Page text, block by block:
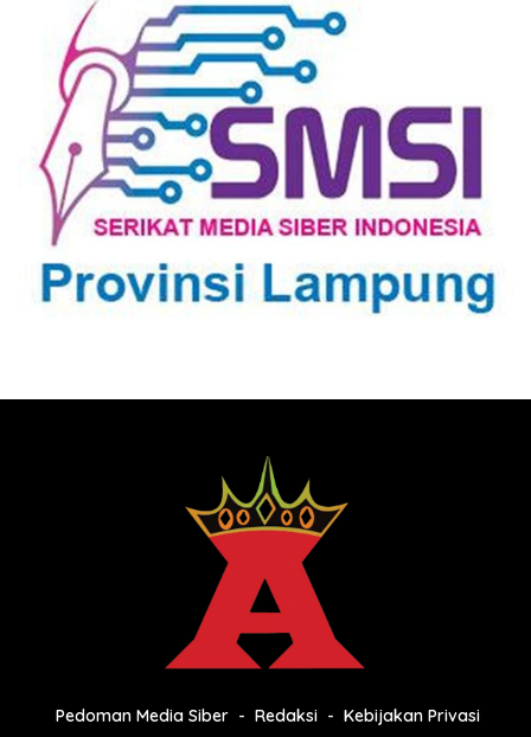
Pedoman Media Siber Redaksi
Kebijakan Privasi